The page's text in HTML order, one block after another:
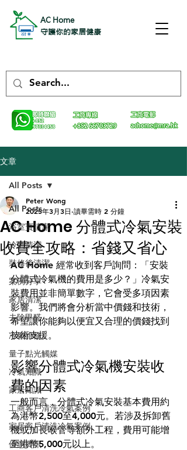
AC Home
守護你的家居健康
文章
All Posts
浴室寶清潔
冷氣清潔
裝修後清潔
案例分享
家居清潔
去除甲醛
冷氣維修
量子點光觸媒
冷氣知識
家居知識
工商客戶清洗冷氣案例
家居客戶清洗冷氣案例
優惠資訊
All Posts
AC Home 分體式冷氣安裝
收費全攻略：省錢又省心
Peter Wong
2025年3月3日 讀畢需時 2 分鐘
AC Home 經常收到客戶詢問：「安裝
分體式冷氣機的費用是多少？」冷氣安
裝費用並非簡單數字，它會受多項因素
影響。我們將會分析當中價錢和技術，
希望讓你能夠以便宜又合理的價錢找到
技術支援。
影響分體式冷氣機安裝收
費的因素
一般而言，分體式冷氣安裝基本費用約
為港幣2,500至4,000元。若涉及拆卸舊
機或加長喉管等額外工程，費用可能增
至港幣5,000元以上。